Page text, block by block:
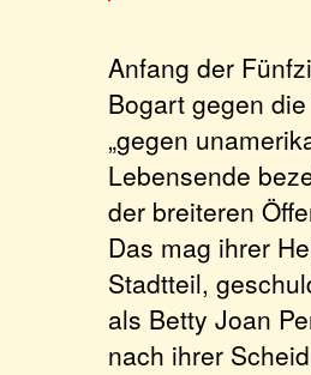
Anfang der
Bogart gegen
„gegen
Lebensende
der breiteren
Das mag ihrer
Stadtteil,
als Betty Joan
nach ihrer